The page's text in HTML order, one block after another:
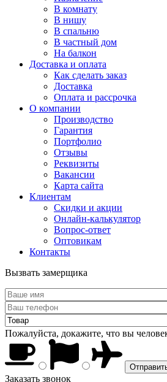
В комнату
В нишу
В спальню
В частный дом
На балкон
Доставка и оплата
Как сделать заказ
Доставка
Оплата и рассрочка
О компании
Производство
Гарантия
Портфолио
Отзывы
Реквизиты
Вакансии
Карта сайта
Клиентам
Скидки и акции
Онлайн-калькулятор
Вопрос-ответ
Оптовикам
Контакты
Вызвать замерщика
Пожалуйста, докажите, что вы
Заказать звонок